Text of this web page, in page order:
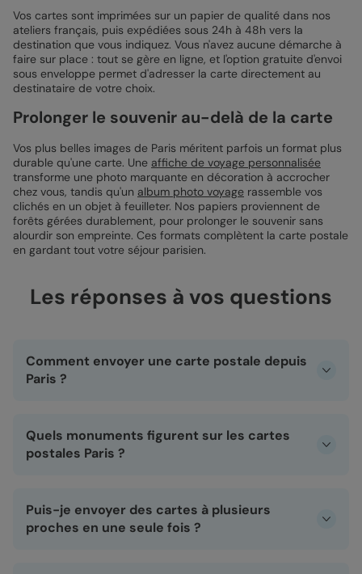
Vos cartes sont imprimées sur un papier de qualité dans nos
ateliers français, puis expédiées sous 24h à 48h vers la
destination que vous indiquez. Vous n'avez aucune démarche à
faire sur place : tout se gère en ligne, et l'option gratuite d'envoi
sous enveloppe permet d'adresser la carte directement au
destinataire de votre choix.
Prolonger le souvenir au-delà de la carte
Vos plus belles images de Paris méritent parfois un format plus
durable qu'une carte. Une affiche de voyage personnalisée
transforme une photo marquante en décoration à accrocher
chez vous, tandis qu'un album photo voyage rassemble vos
clichés en un objet à feuilleter. Nos papiers proviennent de
forêts gérées durablement, pour prolonger le souvenir sans
alourdir son empreinte. Ces formats complètent la carte postale
en gardant tout votre séjour parisien.
Les réponses à vos questions
Comment envoyer une carte postale depuis
Paris ?
chez son destinataire ». Nous imprimons votre carte
postale, nous la glissons dans une jolie enveloppe, nous
cartes personnalisées, vous indiquez les dix adresses de
livraison, et nous les envoyons pour vous, une par une, avec
le même soin à chaque fois.
Quels monuments figurent sur les cartes
postales Paris ?
regroupent les monuments emblématiques de la ville
comme Notre-Dame, le Sacré-Cœur ou l’Arc de Triomphe.
Puis-je envoyer des cartes à plusieurs
proches en une seule fois ?